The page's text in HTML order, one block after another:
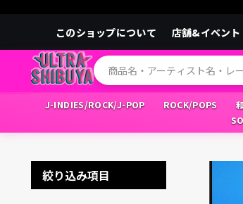
このショップについて 店舗&イベント
J-INDIES/ROCK/J-POP ROCK/POPS
絞り込み項目